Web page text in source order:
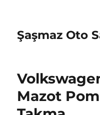
Şaşmaz Oto
Mazot